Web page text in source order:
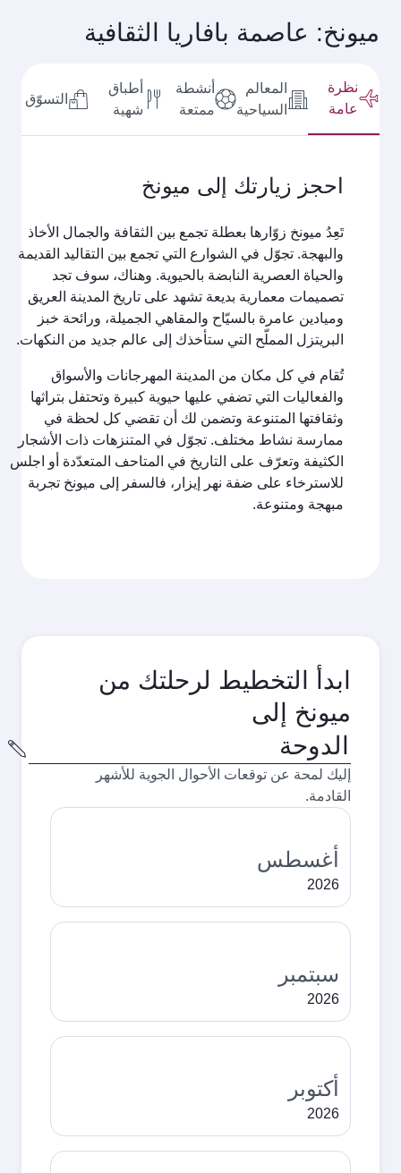
ميونخ: عاصمة بافاريا الثقافية
نظرة
عامة
المعالم
السياحية
أنشطة
ممتعة
أطباق
شهية
التسوّق
احجز زيارتك إلى ميونخ
تَعِدُ ميونخ زوّارها بعطلة تجمع بين الثقافة والجمال الأخاذ
والبهجة. تجوّل في الشوارع التي تجمع بين التقاليد القديمة
والحياة العصرية النابضة بالحيوية. وهناك، سوف تجد
تصميمات معمارية بديعة تشهد على تاريخ المدينة العريق
وميادين عامرة بالسيّاح والمقاهي الجميلة، ورائحة خبز
البريتزل المملّح التي ستأخذك إلى عالم جديد من النكهات.
تُقام في كل مكان من المدينة المهرجانات والأسواق
والفعاليات التي تضفي عليها حيوية كبيرة وتحتفل بتراثها
وثقافتها المتنوعة وتضمن لك أن تقضي كل لحظة في
ممارسة نشاط مختلف. تجوّل في المتنزهات ذات الأشجار
الكثيفة وتعرّف على التاريخ في المتاحف المتعدّدة أو اجلس
للاسترخاء على ضفة نهر إيزار، فالسفر إلى ميونخ تجربة
مبهجة ومتنوعة.
ابدأ التخطيط لرحلتك من
ميونخ إلى
مدينة
المغادرة
إليك لمحة عن توقعات الأحوال الجوية للأشهر
القادمة.
أغسطس
2026
سبتمبر
2026
أكتوبر
2026